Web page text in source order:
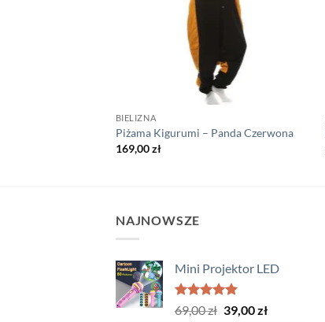
BIELIZNA
Piżama Kigurumi – Panda Czerwona
169,00zł
NAJNOWSZE
Mini Projektor LED
Oceniono
69,00zł Pierwotna
39,00złAktualna